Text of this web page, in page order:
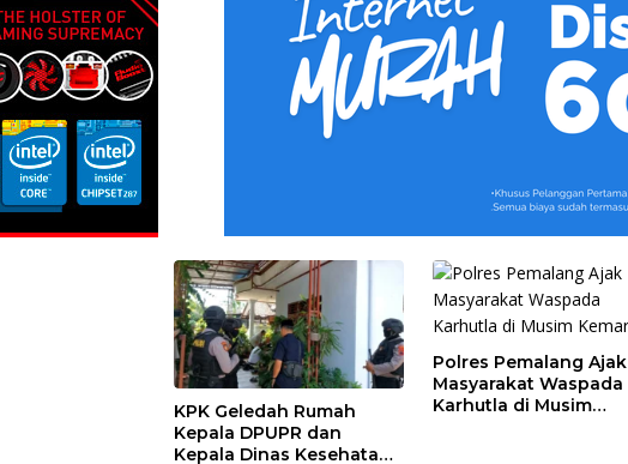
KPK Geledah Rumah
Kepala DPUPR dan
Kepala Dinas Kesehatan
Polres Pemalang Ajak
Masyarakat Waspada
Karhutla di Musim